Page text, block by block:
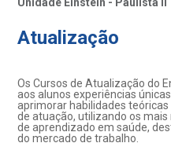
Atualização
Os Cursos de Atualização do
aos alunos experiências
aprimorar habilidades
de atuação, utilizando os
de aprendizado em saúde,
do mercado de trabalho.